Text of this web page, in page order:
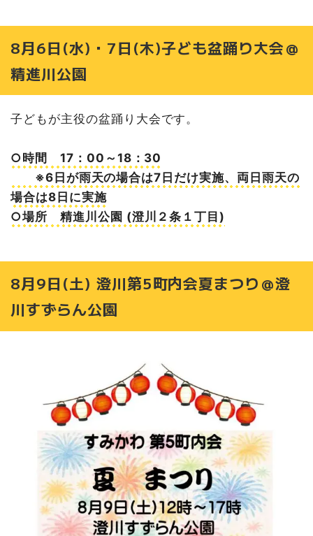
8月6日(水)・7日(木)子ども盆踊り大会＠
精進川公園
子どもが主役の盆踊り大会です。
○時間 17：00～18：30
※6日が雨天の場合は7日だけ実施、両日雨天の
場合は8日に実施
○場所 精進川公園 (澄川２条１丁目)
8月9日(土) 澄川第5町内会夏まつり＠澄
川すずらん公園